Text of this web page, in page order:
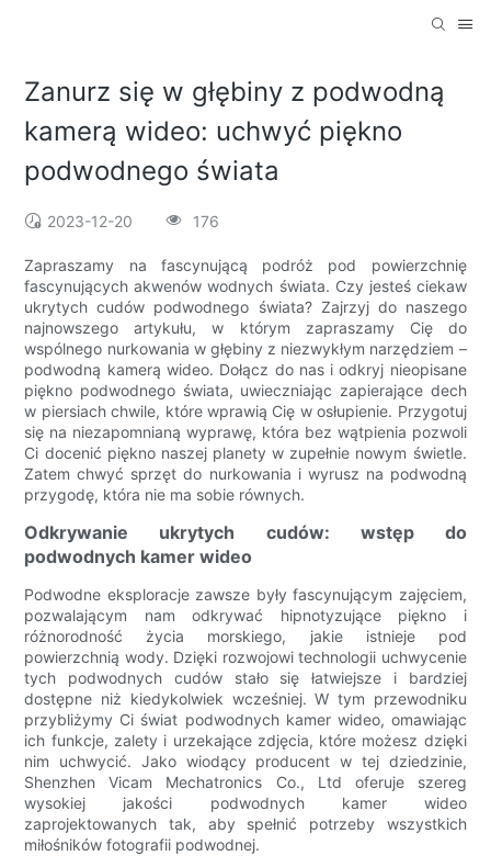
Zanurz się w głębiny z podwodną
kamerą wideo: uchwyć piękno
podwodnego świata
2023-12-20 176
Zapraszamy na fascynującą podróż pod powierzchnię
fascynujących akwenów wodnych świata. Czy jesteś ciekaw
ukrytych cudów podwodnego świata? Zajrzyj do naszego
najnowszego artykułu, w którym zapraszamy Cię do
wspólnego nurkowania w głębiny z niezwykłym narzędziem –
podwodną kamerą wideo. Dołącz do nas i odkryj nieopisane
piękno podwodnego świata, uwieczniając zapierające dech
w piersiach chwile, które wprawią Cię w osłupienie. Przygotuj
się na niezapomnianą wyprawę, która bez wątpienia pozwoli
Ci docenić piękno naszej planety w zupełnie nowym świetle.
Zatem chwyć sprzęt do nurkowania i wyrusz na podwodną
przygodę, która nie ma sobie równych.
Odkrywanie ukrytych cudów: wstęp do
podwodnych kamer wideo
Podwodne eksploracje zawsze były fascynującym zajęciem,
pozwalającym nam odkrywać hipnotyzujące piękno i
różnorodność życia morskiego, jakie istnieje pod
powierzchnią wody. Dzięki rozwojowi technologii uchwycenie
tych podwodnych cudów stało się łatwiejsze i bardziej
dostępne niż kiedykolwiek wcześniej. W tym przewodniku
przybliżymy Ci świat podwodnych kamer wideo, omawiając
ich funkcje, zalety i urzekające zdjęcia, które możesz dzięki
nim uchwycić. Jako wiodący producent w tej dziedzinie,
Shenzhen Vicam Mechatronics Co., Ltd oferuje szereg
wysokiej jakości podwodnych kamer wideo
zaprojektowanych tak, aby spełnić potrzeby wszystkich
miłośników fotografii podwodnej.